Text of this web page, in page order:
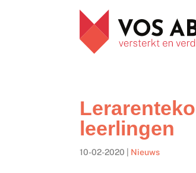
leerlingen
10-02-2020 Nieuws